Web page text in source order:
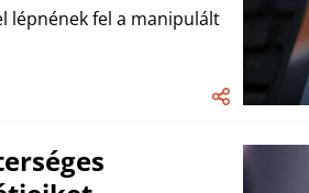
lépnének fel a manipulált